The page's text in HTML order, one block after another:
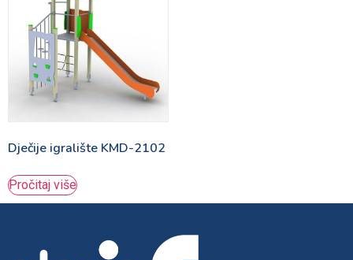
Dječije igralište KMD-2102
Pročitaj više